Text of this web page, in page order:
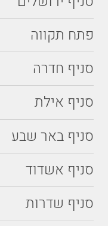
סניף ירושלים
פתח תקווה
סניף חדרה
סניף אילת
סניף באר שבע
סניף אשדוד
סניף שדרות